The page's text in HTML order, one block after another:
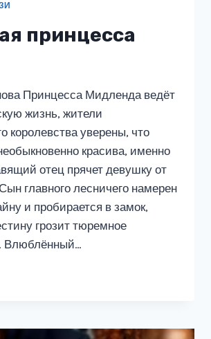
принцесса
Принцесса Мидленда ведёт
жизнь, жители
королевства уверены, что
красива, именно
отец прячет девушку от
главного лесничего намерен
и пробирается в замок,
грозит тюремное
Влюблённый…